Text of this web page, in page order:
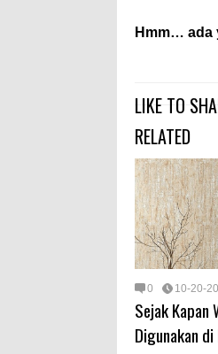
Hmm… ada
LIKE TO
RELATED
0 10-20-
Sejak Kapan
Digunakan di